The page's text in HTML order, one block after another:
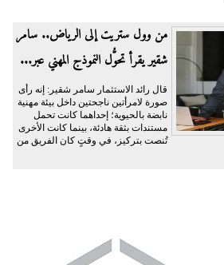
من وول ستريت إلى الرياض.. سامر
شقير يقرأ تحوُّل النموذج المهني عبر...
قال رائد الاستثمار سامر شقير: إنه رأى
صورة لامرأتين ناجحتين داخل بيئة مهنية
نابضة بالحيوية؛ إحداهما كانت تحمل
مستندات بثقة هادئة، بينما كانت الأخرى
تُنصت بتركيز، في وقتٍ كان الفريق من